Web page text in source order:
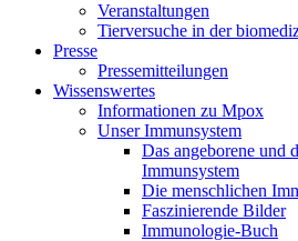
Veranstaltungen
Tierversuche in der
Presse
Pressemitteilungen
Wissenswertes
Informationen zu Mpox
Unser Immunsystem
Das angeborene und
Immunsystem
Die menschlichen
Faszinierende Bilder
Immunologie-Buch